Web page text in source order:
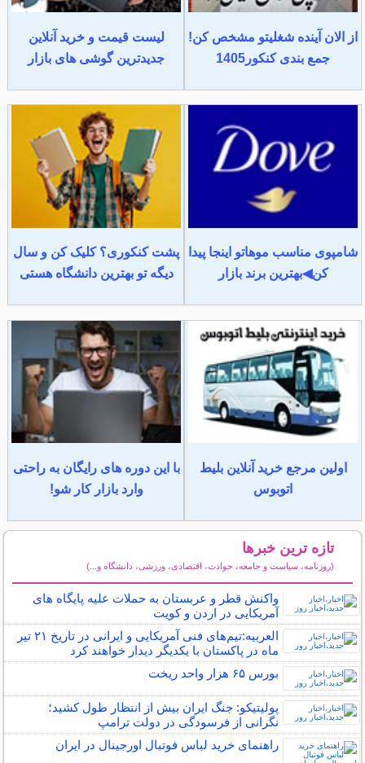
از الان آینده شغلیتو مشخص کن!
جمع بندی کنکور1405
لیست قیمت و خرید آنلاین
جدیدترین گوشی های بازار
شامپوی مناسب موهاتو اینجا پیدا
کن◀بهترین برند بازار
پشت کنکوری؟ کلیک کن و سال
دیگه تو بهترین دانشگاه هستی
اولین مرجع خرید آنلاین بلیط
اتوبوس
با این دوره های رایگان به راحتی
وارد بازار کار شو!
تازه ترین خبرها
(روزنامه، سیاست و جامعه، حوادث، اقتصادی، ورزشی، دانشگاه و...)
واکنش قطر و عربستان به حملات علیه پایگاه های
آمریکایی در اردن و کویت
العربیه:تیم‌های فنی آمریکایی و ایرانی در تاریخ ۲۱ تیر
ماه در پاکستان با یکدیگر دیدار خواهند کرد
بورس ۶۵ هزار واحد ریخت
پولیتیکو: جنگ ایران بیش از انتظار طول کشید؛
نگرانی از فرسودگی در دولت ترامپ
راهنمای خرید لباس فوتبال اورجینال در ایران